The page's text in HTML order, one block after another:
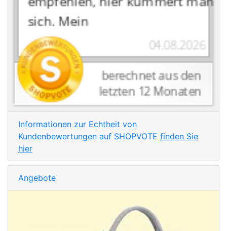
Informationen zur Echtheit von
Kundenbewertungen auf SHOPVOTE finden Sie
hier
Angebote